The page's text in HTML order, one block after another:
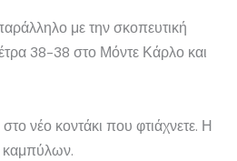
με την σκοπευτική
38-38 στο Μόντε Κάρλο και
νέο κοντάκι που φτιάχνετε. Η
καμπύλων.